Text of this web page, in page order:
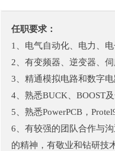
任职要求：
1、电气自动化、电力、
2、有变频器、逆变器、
3、精通模拟电路和数字
4、熟悉BUCK、BOOST
5、熟悉PowerPCB，
6、有较强的团队合作与
的精神，有敬业和钻研技